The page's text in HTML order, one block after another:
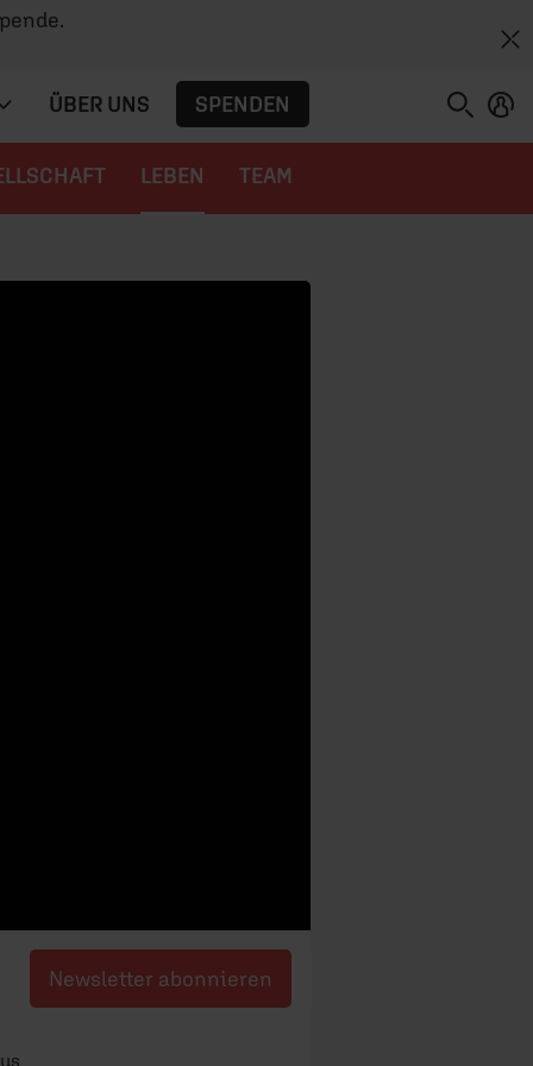
ÜBER UNS SPENDEN
LEBEN TEAM
Newsletter abonnieren